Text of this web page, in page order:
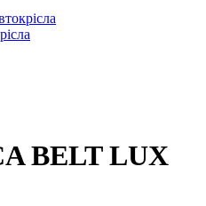
BELT LUX